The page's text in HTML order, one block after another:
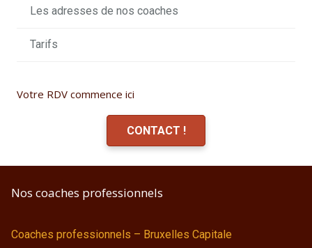
Les adresses de nos coaches
Tarifs
Votre RDV commence ici
CONTACT !
Nos coaches professionnels
Coaches professionnels – Bruxelles Capitale